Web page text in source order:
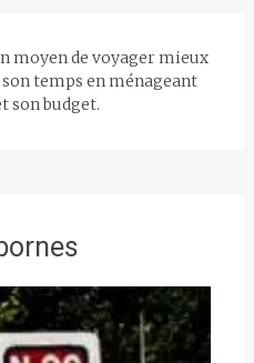
moyen de voyager mieux
temps en ménageant
son budget.